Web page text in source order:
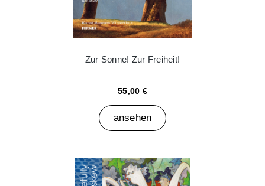
Zur Sonne! Zur Freiheit!
55,00 €
ansehen